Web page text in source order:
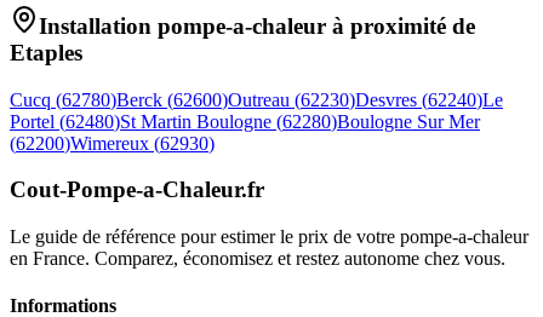
Installation pompe-a-chaleur à proximité de
Etaples
Cucq (62780)Berck (62600)Outreau (62230)Desvres (62240)Le
Portel (62480)St Martin Boulogne (62280)Boulogne Sur Mer
(62200)Wimereux (62930)
Cout-Pompe-a-Chaleur.fr
Le guide de référence pour estimer le prix de votre pompe-a-chaleur
en France. Comparez, économisez et restez autonome chez vous.
Informations